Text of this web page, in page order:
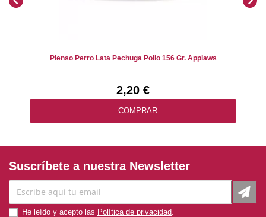
Pienso Perro Lata Pechuga Pollo 156 Gr. Applaws
2,20 €
COMPRAR
Suscríbete a nuestra Newsletter
He leído y acepto las Política de privacidad